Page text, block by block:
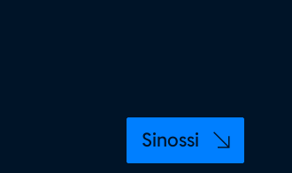
Sinossi